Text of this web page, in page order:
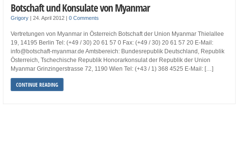
Botschaft und Konsulate von Myanmar
Grigory |24. April 2012 |0 Comments
Vertretungen von Myanmar in Österreich Botschaft der Union Myanmar Thielallee
19, 14195 Berlin Tel: (+49 / 30) 20 61 57 0 Fax: (+49 / 30) 20 61 57 20 E-Mail:
info@botschaft-myanmar.de Amtsbereich: Bundesrepublik Deutschland, Republik
Österreich, Tschechische Republik Honorarkonsulat der Republik der Union
Myanmar Grinzingerstrasse 72, 1190 Wien Tel: (+43 / 1) 368 4525 E-Mail: […]
CONTINUE READING